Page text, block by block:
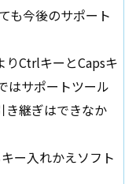
も今後のサポート
りCtrlキーとCapsキ
はサポートツール
き継ぎはできなか
ー入れかえソフト